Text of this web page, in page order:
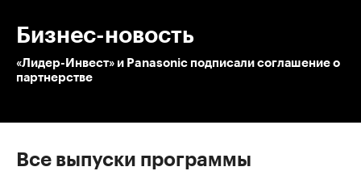
Бизнес-новость
«Лидер-Инвест» и Panasonic подписали соглашение о
партнерстве
Все выпуски программы